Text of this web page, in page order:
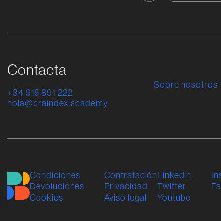
Contacta
+34 915 891 222
hola@braindex.academy
Sobre nosotros
Condiciones
Contratación
Devoluciones
Privacidad
Cookies
Aviso legal
Linkedin
Twitter
Youtube